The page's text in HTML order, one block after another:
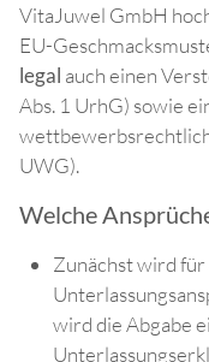
VitaJuwel GmbH
EU-
legal auch einen
Abs. 1 UrhG) sowie
UWG).
Welche
Zunächst wird
wird die Abgabe